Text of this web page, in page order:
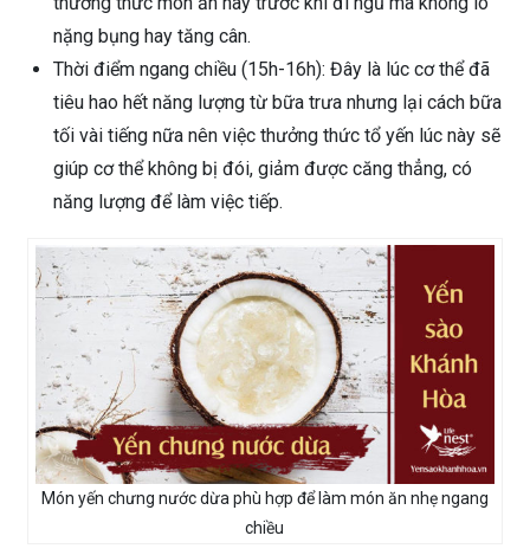
nặng bụng hay tăng cân.
Thời điểm ngang chiều (15h-16h): Đây là lúc cơ thể đã
tiêu hao hết năng lượng từ bữa trưa nhưng lại cách bữa
tối vài tiếng nữa nên việc thưởng thức tổ yến lúc này sẽ
giúp cơ thể không bị đói, giảm được căng thẳng, có
năng lượng để làm việc tiếp.
Món yến chưng nước dừa phù hợp để làm món ăn nhẹ ngang
chiều